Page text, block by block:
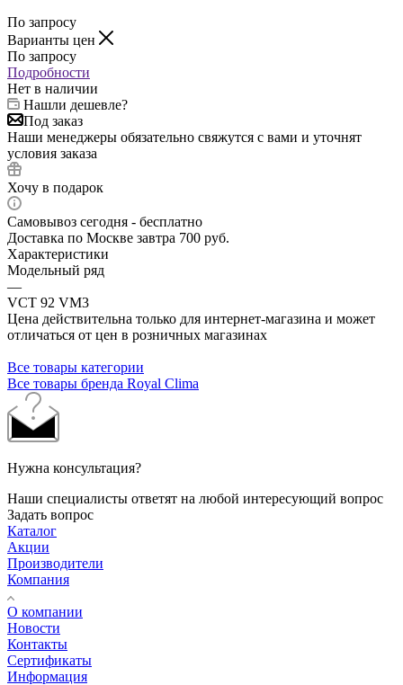
По запросу
Варианты цен
По запросу
Подробности
Нет в наличии
Нашли дешевле?
Под заказ
Наши менеджеры обязательно свяжутся с вами и уточнят
условия заказа
Хочу в подарок
Самовывоз сегодня - бесплатно
Доставка по Москве завтра 700 руб.
Характеристики
Модельный ряд
—
VCT 92 VM3
Цена действительна только для интернет-магазина и может
отличаться от цен в розничных магазинах
Все товары категории
Все товары бренда Royal Clima
Нужна консультация?
Наши специалисты ответят на любой интересующий вопрос
Задать вопрос
Каталог
Акции
Производители
Компания
О компании
Новости
Контакты
Сертификаты
Информация